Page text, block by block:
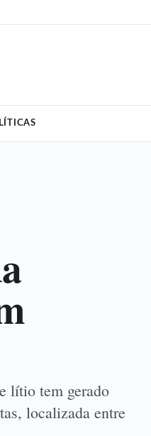
lítio tem gerado
localizada entre